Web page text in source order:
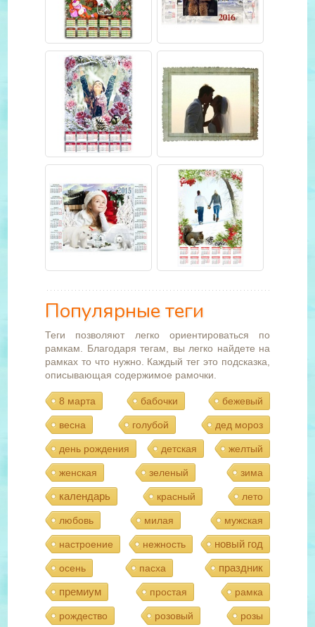
Популярные теги
Теги позволяют легко ориентироваться по
рамкам. Благодаря тегам, вы легко найдете на
рамках то что нужно. Каждый тег это подсказка,
описывающая содержимое рамочки.
8 марта бабочки бежевый
весна голубой дед мороз
день рождения детская желтый
женская зеленый зима
календарь красный лето
любовь милая мужская
настроение нежность новый год
осень пасха
праздник
премиум
простая рамка
рождество розовый розы